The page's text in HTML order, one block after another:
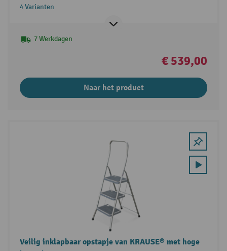
4 Varianten
7 Werkdagen
€ 539,00
Naar het product
Veilig inklapbaar opstapje van KRAUSE® met hoge